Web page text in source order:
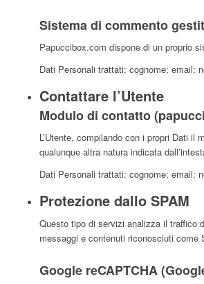
Sistema di commento
Papuccibox.com dispone di un proprio
Dati Personali trattati: cognome; email;
Contattare l’Utente
Modulo di contatto
L’Utente, compilando con i propri Dati
qualunque altra natura indicata
Dati Personali trattati: cognome; email;
Protezione dallo SPAM
Questo tipo di servizi analizza il traffico
messaggi e contenuti riconosciuti come
Google reCAPTCHA